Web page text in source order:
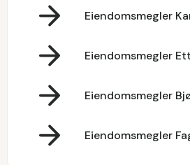
Eiendomsmegler
Eiendomsmegler
Eiendomsmegler
Eiendomsmegler